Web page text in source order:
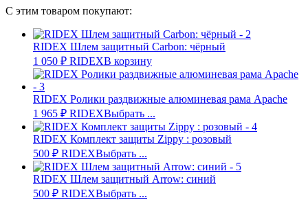
С этим товаром покупают:
RIDEX Шлем защитный Carbon: чёрный
1 050 ₽ RIDEXВ корзину
RIDEX Ролики раздвижные алюминевая рама Apache
1 965 ₽ RIDEXВыбрать ...
RIDEX Комплект защиты Zippy : розовый
500 ₽ RIDEXВыбрать ...
RIDEX Шлем защитный Arrow: синий
500 ₽ RIDEXВыбрать ...